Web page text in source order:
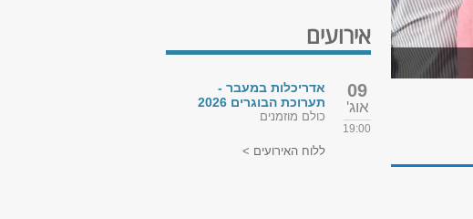
אירועים
09
אוג'
19:00
אדריכלות במעבר -
תערוכת הבוגרים 2026
כולם מוזמנים
ללוח האירועים >